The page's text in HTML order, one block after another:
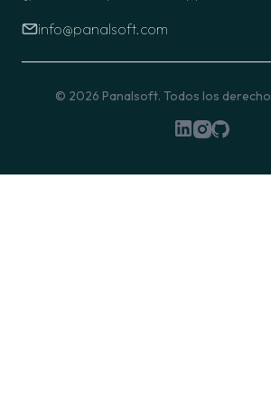
info@panalsoft.com
© 2026 Panalsoft. Todos los